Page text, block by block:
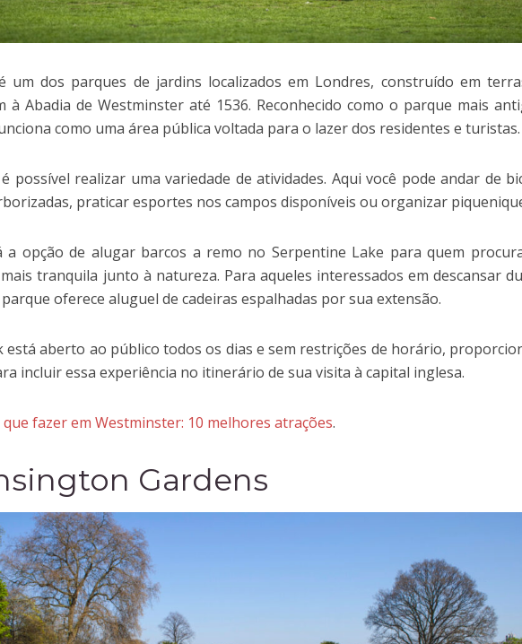
um dos parques de jardins localizados em Londres, construído em
à Abadia de Westminster até 1536. Reconhecido como o parque mais
como uma área pública voltada para o lazer dos residentes e turistas.
possível realizar uma variedade de atividades. Aqui você pode andar de
praticar esportes nos campos disponíveis ou organizar
a opção de alugar barcos a remo no Serpentine Lake para quem
tranquila junto à natureza. Para aqueles interessados em descansar
oferece aluguel de cadeiras espalhadas por sua extensão.
está aberto ao público todos os dias e sem restrições de horário,
incluir essa experiência no itinerário de sua visita à capital inglesa.
que fazer em Westminster: 10 melhores atrações.
Gardens